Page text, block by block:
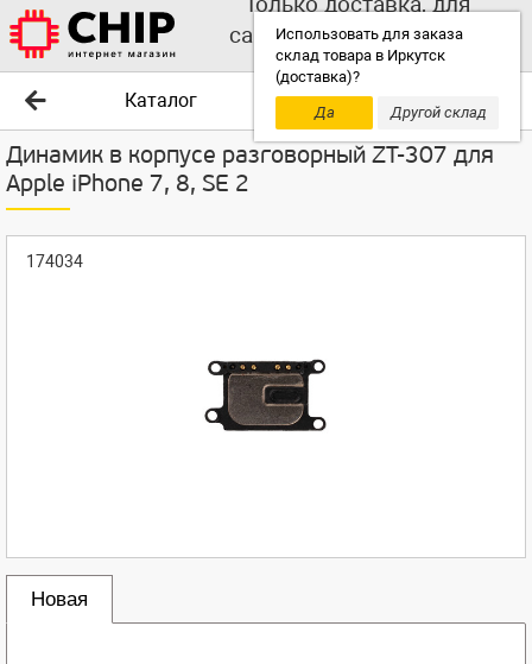
Использовать для заказа
склад товара в Иркутск
(доставка)?
Да
Другой склад
самовывоза выбирайте
другой склад!
Каталог
Динамик в корпусе разговорный ZT-307 для
Apple iPhone 7, 8, SE 2
174034
Новая